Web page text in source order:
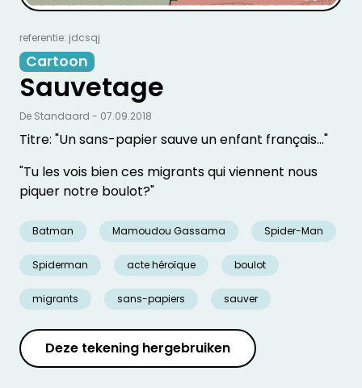
referentie: jdcsqj
Cartoon
Sauvetage
Titre: "Un sans-papier sauve un enfant français..."
"Tu les vois bien ces migrants qui viennent nous
piquer notre boulot?"
Batman Mamoudou Gassama Spider-Man
Spiderman acte héroïque boulot
migrants sans-papiers sauver
De Standaard - 07.09.2018
Deze tekening hergebruiken